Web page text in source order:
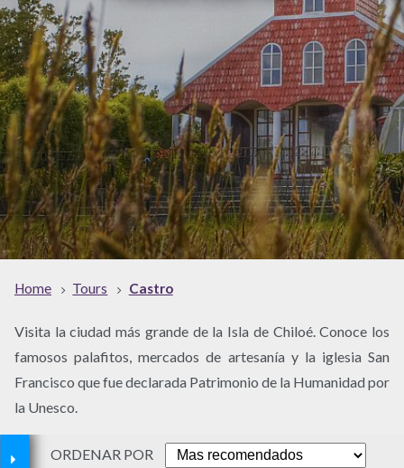
Home Tours Castro
Visita la ciudad más grande de la Isla de Chiloé. Conoce los
famosos palafitos, mercados de artesanía y la iglesia San
Francisco que fue declarada Patrimonio de la Humanidad por
la Unesco.
ORDENAR POR